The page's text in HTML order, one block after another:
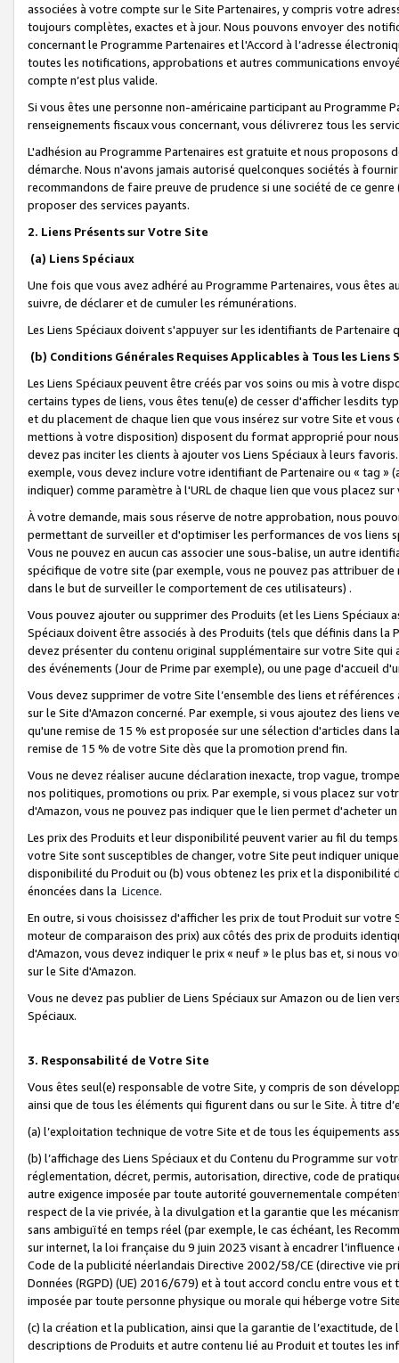
associées à votre compte sur le Site Partenaires, y compris votre
toujours complètes, exactes et à jour. Nous pouvons envoyer des
concernant le Programme Partenaires et l'Accord à l’adresse
toutes les notifications, approbations et autres communications
compte n’est plus valide.
Si vous êtes une personne non-américaine participant au
renseignements fiscaux vous concernant, vous délivrerez tous les
L'adhésion au Programme Partenaires est gratuite et nous proposons
démarche. Nous n'avons jamais autorisé quelconques sociétés à
recommandons de faire preuve de prudence si une société de ce
proposer des services payants.
2. Liens Présents sur Votre Site
(a) Liens Spéciaux
Une fois que vous avez adhéré au Programme Partenaires, vous êtes
suivre, de déclarer et de cumuler les rémunérations.
Les Liens Spéciaux doivent s'appuyer sur les identifiants de Partenaire
(b) Conditions Générales Requises Applicables à Tous les Liens
Les Liens Spéciaux peuvent être créés par vos soins ou mis à votre
certains types de liens, vous êtes tenu(e) de cesser d'afficher lesdits
et du placement de chaque lien que vous insérez sur votre Site et
mettions à votre disposition) disposent du format approprié pour
devez pas inciter les clients à ajouter vos Liens Spéciaux à leurs
exemple, vous devez inclure votre identifiant de Partenaire ou « tag
indiquer) comme paramètre à l'URL de chaque lien que vous placez
À votre demande, mais sous réserve de notre approbation, nous
permettant de surveiller et d'optimiser les performances de vos liens
Vous ne pouvez en aucun cas associer une sous-balise, un autre
spécifique de votre site (par exemple, vous ne pouvez pas attribuer
dans le but de surveiller le comportement de ces utilisateurs) .
Vous pouvez ajouter ou supprimer des Produits (et les Liens
Spéciaux doivent être associés à des Produits (tels que définis dans
devez présenter du contenu original supplémentaire sur votre Site qui
des événements (Jour de Prime par exemple), ou une page d'accueil
Vous devez supprimer de votre Site l’ensemble des liens et
sur le Site d'Amazon concerné. Par exemple, si vous ajoutez des
qu'une remise de 15 % est proposée sur une sélection d'articles
remise de 15 % de votre Site dès que la promotion prend fin.
Vous ne devez réaliser aucune déclaration inexacte, trop vague,
nos politiques, promotions ou prix. Par exemple, si vous placez sur
d'Amazon, vous ne pouvez pas indiquer que le lien permet d'acheter
Les prix des Produits et leur disponibilité peuvent varier au fil du
votre Site sont susceptibles de changer, votre Site peut indiquer
disponibilité du Produit ou (b) vous obtenez les prix et la disponibilité
énoncées dans la Licence.
En outre, si vous choisissez d'afficher les prix de tout Produit sur
moteur de comparaison des prix) aux côtés des prix de produits
d'Amazon, vous devez indiquer le prix « neuf » le plus bas et, si nous
sur le Site d'Amazon.
Vous ne devez pas publier de Liens Spéciaux sur Amazon ou de lien
Spéciaux.
3. Responsabilité de Votre Site
Vous êtes seul(e) responsable de votre Site, y compris de son
ainsi que de tous les éléments qui figurent dans ou sur le Site. À titre
(a) l’exploitation technique de votre Site et de tous les équipements
(b) l’affichage des Liens Spéciaux et du Contenu du Programme sur
réglementation, décret, permis, autorisation, directive, code de
autre exigence imposée par toute autorité gouvernementale
respect de la vie privée, à la divulgation et la garantie que les
sans ambiguïté en temps réel (par exemple, le cas échéant, les
sur internet, la loi française du 9 juin 2023 visant à encadrer
Code de la publicité néerlandais Directive 2002/58/CE (directive vie
Données (RGPD) (UE) 2016/679) et à tout accord conclu entre vous
imposée par toute personne physique ou morale qui héberge votre
(c) la création et la publication, ainsi que la garantie de l’exactitude,
descriptions de Produits et autre contenu lié au Produit et toutes les